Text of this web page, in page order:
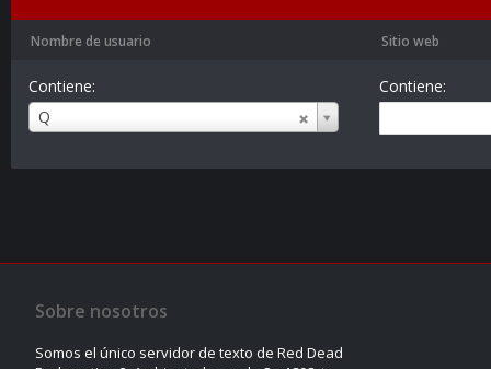
Nombre de usuario Sitio web
Contiene:
Q
Nombre
de
Contiene:
Sobre nosotros
Somos el único servidor de texto de Red Dead